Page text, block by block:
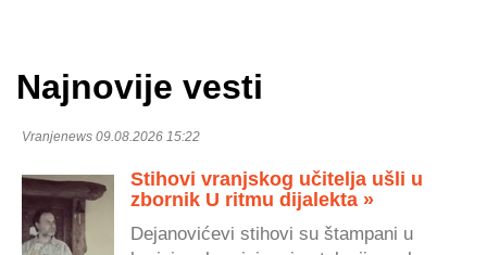
Najnovije vesti
Vranjenews 09.08.2026 15:22
Stihovi vranjskog učitelja ušli u
zbornik U ritmu dijalekta »
Dejanovićevi stihovi su štampani u